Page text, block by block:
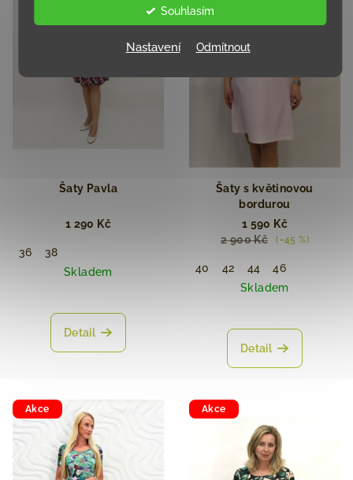
Souhlasím
Nastavení Odmítnout
Šaty Pavla
1 290 Kč
36
38
Skladem
Detail
Šaty s květinovou
bordurou
1 590 Kč
2 900 Kč
(–45 %)
40 42 44
46
Skladem
Detail
Akce Akce